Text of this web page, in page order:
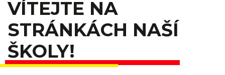
VÍTEJTE NA
STRÁNKÁCH NAŠÍ
ŠKOLY!